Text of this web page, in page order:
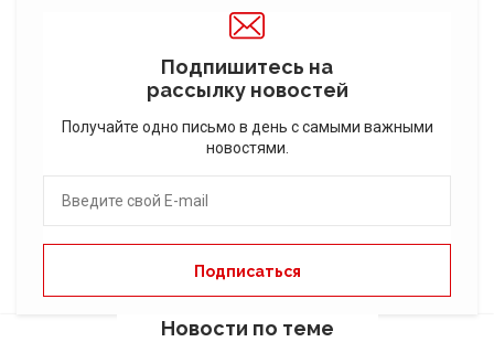
Подпишитесь на
рассылку новостей
Получайте одно письмо в день с самыми важными
новостями.
Новости по теме